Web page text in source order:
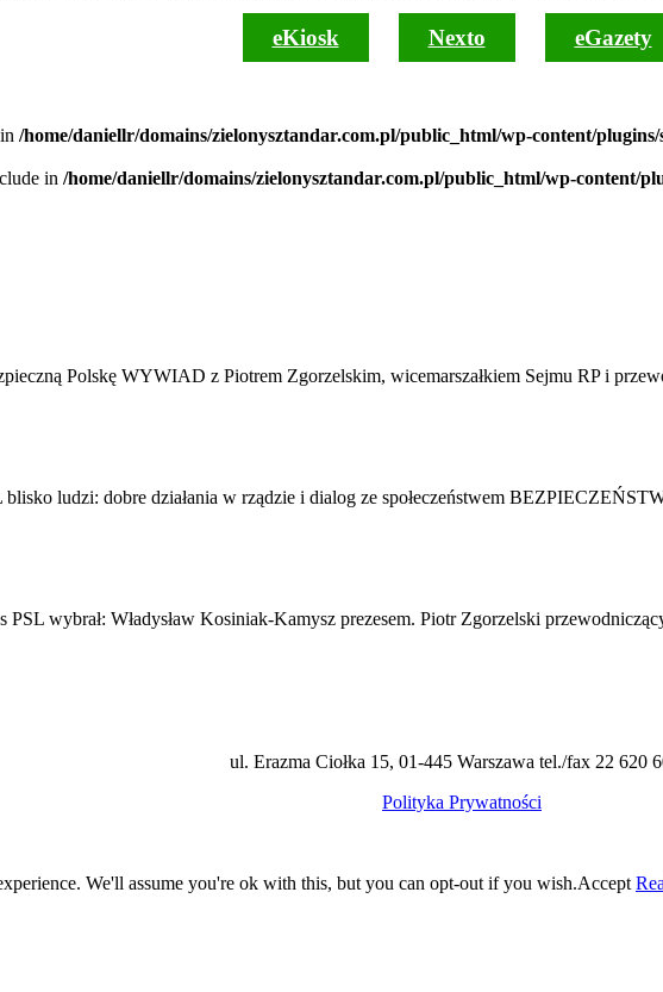
eKiosk Nexto eGazety
/home/daniellr/domains/zielonysztandar.com.pl/public_html/wp-content/plugins/
in /home/daniellr/domains/zielonysztandar.com.pl/public_html/wp-content/
Polskę WYWIAD z Piotrem Zgorzelskim, wicemarszałkiem Sejmu RP i
ludzi: dobre działania w rządzie i dialog ze społeczeństwem
wybrał: Władysław Kosiniak-Kamysz prezesem. Piotr Zgorzelski
ul. Erazma Ciołka 15, 01-445 Warszawa tel./fax 22 620
Polityka Prywatności
We'll assume you're ok with this, but you can opt-out if you wish.Accept